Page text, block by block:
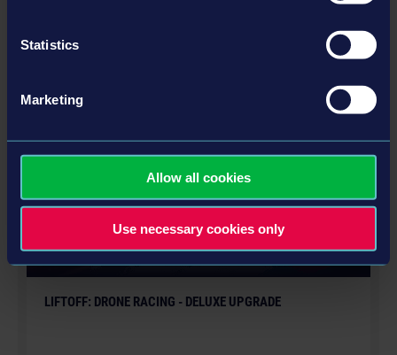
Statistics
Marketing
Allow all cookies
Use necessary cookies only
© 2020 astragon Entertainment GmbH ©
相关DLC
DLC
LIFTOFF: DRONE RACING - DELUXE UPGRADE